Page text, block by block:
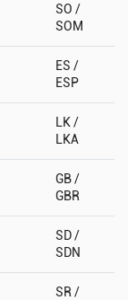
SO /
SOM
ES /
ESP
LK /
LKA
GB /
GBR
SD /
SDN
SR /